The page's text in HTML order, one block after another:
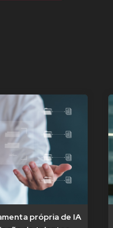
própria de IA